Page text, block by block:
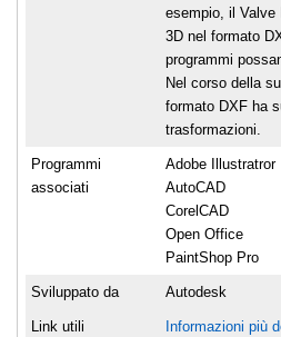
esempio, il Valve
3D nel formato
programmi
Nel corso della
formato DXF ha
trasformazioni.
Programmi
associati
Adobe Illustratror
AutoCAD
CorelCAD
Open Office
PaintShop Pro
Sviluppato da Autodesk
Link utili Informazioni più